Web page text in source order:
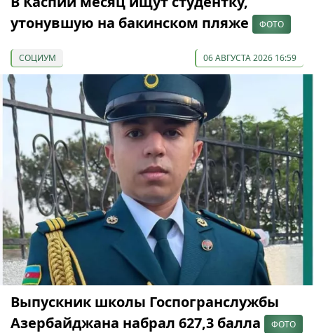
утонувшую на бакинском пляже
ФОТО
СОЦИУМ 06 АВГУСТА 2026 16:59
Выпускник школы Госпогранслужбы
Азербайджана набрал 627,3 балла
ФОТО